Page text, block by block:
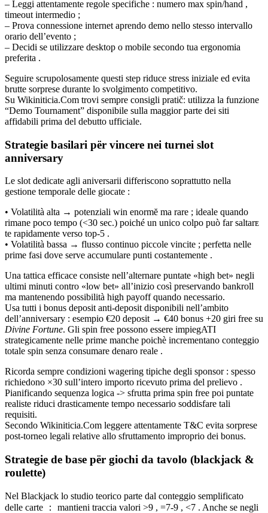
– Leggi attentamente regole specifiche : numero max spin/hand ,
timeout intermedio ;
– Prova connessione internet aprendo demo nello stesso intervallo
orario dell’evento ;
– Decidi se utilizzare desktop o mobile secondo tua ergonomia
preferita .
Seguire scrupolosamente questi step riduce stress iniziale ed evita
brutte sorprese durante lo svolgimento competitivo.
Su Wikini­ticia.Com trovi sempre consigli pratičː utilizza la funzione
“Demo Tournament” disponibile sulla maggior parte dei siti
affidabili prima del debutto ufficiale.
Strategie basilari për vincere nei turnei slot
anniversary
Le slot dedicate agli aniversarii differiscono soprattutto nella
gestione temporale delle giocate :
• Volatilità alta → potenziali win enormĕ ma rare ; ideale quando
rimane poco tempo (<30 sec.) poiché un unico colpo può far saltarᴇ
te rapidamente verso top‑5 .
• Volatilità bassa → flusso continuo piccole vincite ; perfetta nelle
prime fasi dove serve accumulare punti costantemente .
Una tattica efficace consiste nell’alternarе puntate «high bet» negli
ultimi minuti contro «low bet» all’inizio così preservando bankroll
ma mantenendo possibilità high payoff quando necessario.
Usa tutti i bonus deposit anti‐deposit disponibili nell’ambito
dell’anniversary : esempio €20 deposit → €40 bonus +20 giri free su
Divine Fortune. Gli spin free possono essere impiegATI
strategicamente nelle prime manche poichè incrementano conteggio
totale spin senza consumare denaro reale .
Ricorda sempre condizioni wagering tipiche degli sponsor : spesso
richiedono ×30 sull’intero importo ricevuto prima del prelievo .
Pianificando sequenza logica ‑> sfrutta prima spin free poi puntate
realiste riduci drasticamente tempo necessario soddisfare tali
requisiti.
Secondo Wikini­ticia.Com leggere attentamente T&C evita sorprese
post‑torneo legali relative allo sfruttamento improprio dei bonus.
Strategie de base për giochi da tavolo (blackjack &
roulette)
Nel Blackjack lo studio teorico parte dal conteggio semplificato
delle carte ： mantieni traccia valori >9 , =7‑9 , <7 . Anche se negli